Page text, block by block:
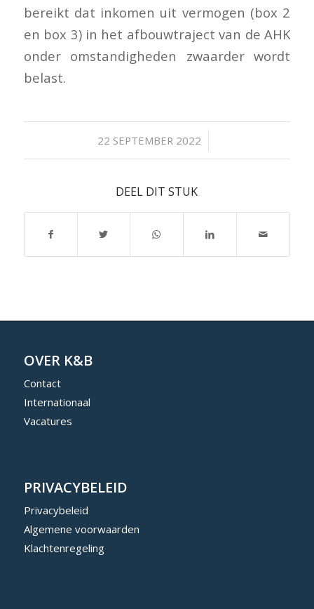
bereikt dat inkomen uit vermogen (box 2
en box 3) in het afbouwtraject van de AHK
onder omstandigheden zwaarder wordt
belast.
22 SEPTEMBER 2022
/
DEEL DIT STUK
OVER K&B
Contact
Internationaal
Vacatures
PRIVACYBELEID
Privacybeleid
Algemene voorwaarden
Klachtenregeling